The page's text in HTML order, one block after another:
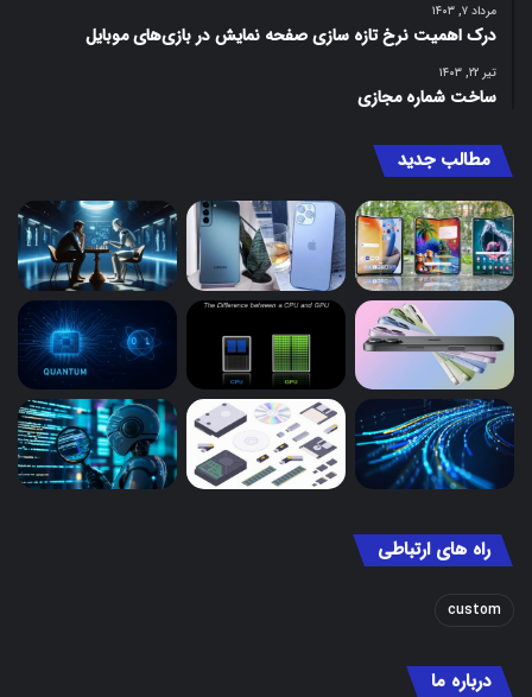
مرداد ۷, ۱۴۰۳
درک اهمیت نرخ تازه سازی صفحه نمایش در بازی‌های موبایل
تیر ۲۲, ۱۴۰۳
ساخت شماره مجازی
مطالب جدید
راه های ارتباطی
custom
درباره ما